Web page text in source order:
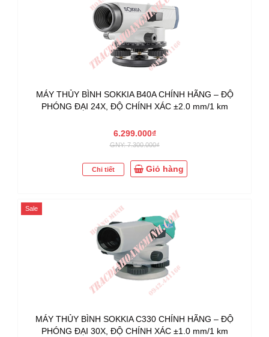
MÁY THỦY BÌNH SOKKIA B40A CHÍNH HÃNG – ĐỘ
PHÓNG ĐẠI 24X, ĐỘ CHÍNH XÁC ±2.0 mm/1 km
6.299.000₫
GNY: 7.300.000₫
Chi tiết Giỏ hàng
Sale
MÁY THỦY BÌNH SOKKIA C330 CHÍNH HÃNG – ĐỘ
PHÓNG ĐẠI 30X, ĐỘ CHÍNH XÁC ±1.0 mm/1 km